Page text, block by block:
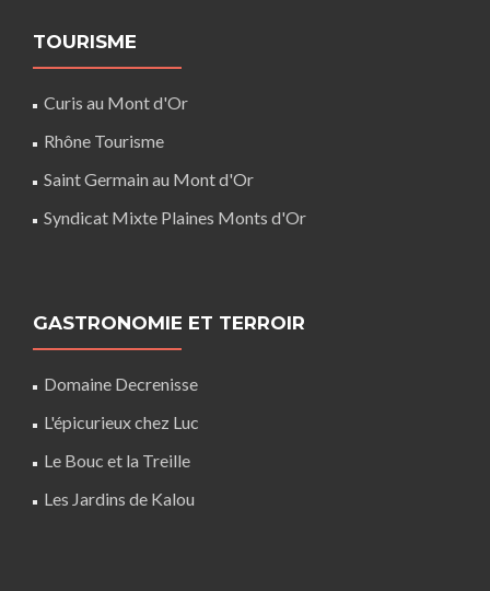
TOURISME
Curis au Mont d'Or
Rhône Tourisme
Saint Germain au Mont d'Or
Syndicat Mixte Plaines Monts d'Or
GASTRONOMIE ET TERROIR
Domaine Decrenisse
L'épicurieux chez Luc
Le Bouc et la Treille
Les Jardins de Kalou